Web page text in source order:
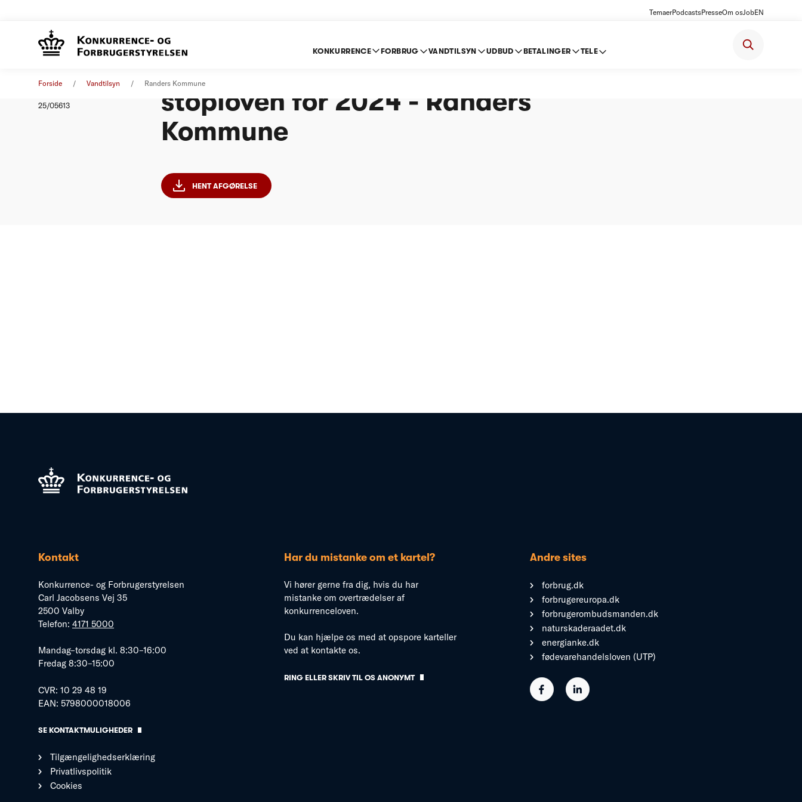
TemaerPodcastsPresseOm osJobEN
KONKURRENCE FORBRUG VANDTILSYN UDBUD BETALINGER TELE
Forside Vandtilsyn Randers Kommune
25/05613
stoploven for 2024 - Randers
Kommune
HENT AFGØRELSE
Kontakt
Konkurrence- og Forbrugerstyrelsen
Carl Jacobsens Vej 35
2500 Valby
Telefon: 4171 5000
Mandag–torsdag kl. 8:30–16:00
Fredag 8:30–15:00
CVR: 10 29 48 19
EAN: 5798000018006
SE KONTAKTMULIGHEDER
Tilgængelighedserklæring
Privatlivspolitik
Cookies
Har du mistanke om et kartel?
Vi hører gerne fra dig, hvis du har
mistanke om overtrædelser af
konkurrenceloven.
Du kan hjælpe os med at opspore karteller
ved at kontakte os.
RING ELLER SKRIV TIL OS ANONYMT
Andre sites
forbrug.dk
forbrugereuropa.dk
forbrugerombudsmanden.dk
naturskaderaadet.dk
energianke.dk
fødevarehandelsloven (UTP)